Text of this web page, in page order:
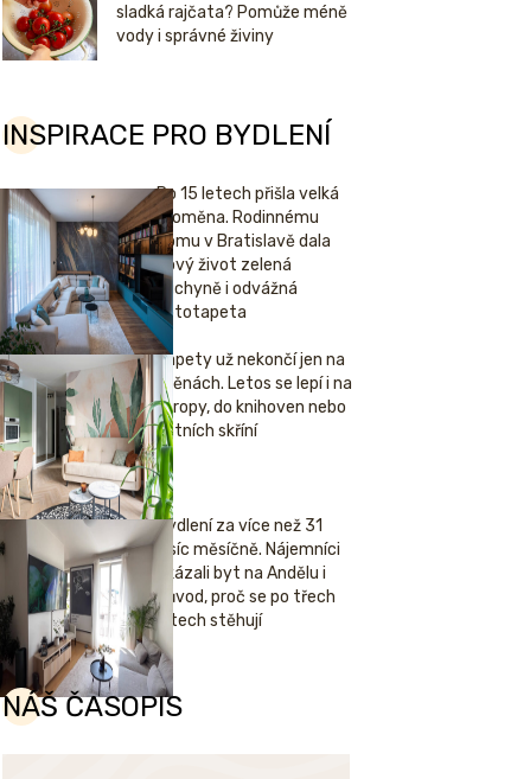
sladká rajčata? Pomůže méně
vody i správné živiny
INSPIRACE PRO BYDLENÍ
Po 15 letech přišla velká
proměna. Rodinnému
domu v Bratislavě dala
nový život zelená
kuchyně i odvážná
fototapeta
Tapety už nekončí jen na
stěnách. Letos se lepí i na
stropy, do knihoven nebo
šatních skříní
Bydlení za více než 31
tisíc měsíčně. Nájemníci
ukázali byt na Andělu i
důvod, proč se po třech
letech stěhují
NÁŠ ČASOPIS